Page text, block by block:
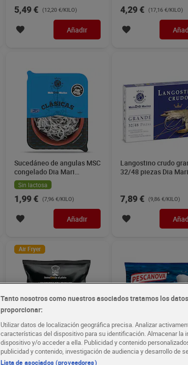
5,49 € (12,20 €/KILO)
Añadir
4,29 € (17,16 €/KILO)
Sucedáneo de angulas MSC
congelado Dia Mari
Marinera 250 g
Sin lactosa
1,99 € (7,96 €/KILO)
Añadir
Langostino crudo
32/48 piezas Dia Mari
7,89 € (9,86 €/KILO)
Air Fryer
Pimientos rellenos de
bacalao MSC Dia Al Punto
Filetes de merluza
Tanto nosotros como nuestros asociados tratamos los
proporcionar:
Utilizar datos de localización geográfica precisa. Analizar
características del dispositivo para su identificación. Almacenar la
dispositivo y/o acceder a ella. Publicidad y contenido
publicidad y contenido, investigación de audiencia y desarrollo de
Lista de asociados (proveedores)